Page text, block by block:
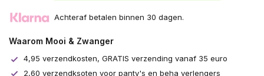
Achteraf betalen binnen 30 dagen.
Waarom Mooi & Zwanger
4,95 verzendkosten, GRATIS verzending vanaf 35 euro
2,60 verzendksoten voor panty's en beha verlengers